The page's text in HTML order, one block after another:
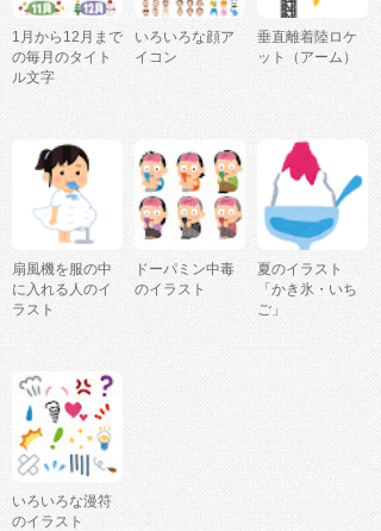
1月から12月まで
の毎月のタイト
ル文字
いろいろな顔ア
イコン
垂直離着陸ロケ
ット（アーム）
扇風機を服の中
に入れる人のイ
ラスト
ドーパミン中毒
のイラスト
夏のイラスト
「かき氷・いち
ご」
いろいろな漫符
のイラスト